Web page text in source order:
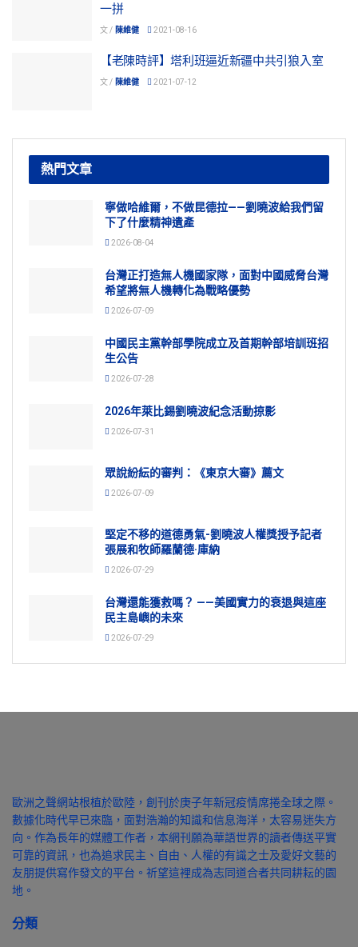
一拼
文 / 陳維健 2021-08-16
【老陳時評】塔利班逼近新疆中共引狼入室
文 / 陳維健 2021-07-12
熱門文章
寧做哈維爾，不做昆德拉——劉曉波給我們留
下了什麼精神遺產
2026-08-04
台灣正打造無人機國家隊，面對中國威脅台灣
希望將無人機轉化為戰略優勢
2026-07-09
中國民主黨幹部學院成立及首期幹部培訓班招
生公告
2026-07-28
2026年萊比錫劉曉波紀念活動掠影
2026-07-31
眾說紛紜的審判：《東京大審》薦文
2026-07-09
堅定不移的道德勇氣-劉曉波人權獎授予記者
張展和牧師羅蘭德·庫納
2026-07-29
台灣還能獲救嗎？ ——美國實力的衰退與這座
民主島嶼的未來
2026-07-29
歐洲之聲網站根植於歐陸，創刊於庚子年新冠疫情席捲全球之際。
數據化時代早已來臨，面對浩瀚的知識和信息海洋，太容易迷失方
向。作為長年的媒體工作者，本網刊願為華語世界的讀者傳送平實
可靠的資訊，也為追求民主、自由、人權的有識之士及愛好文藝的
友朋提供寫作發文的平台。祈望這裡成為志同道合者共同耕耘的園
地。
分類